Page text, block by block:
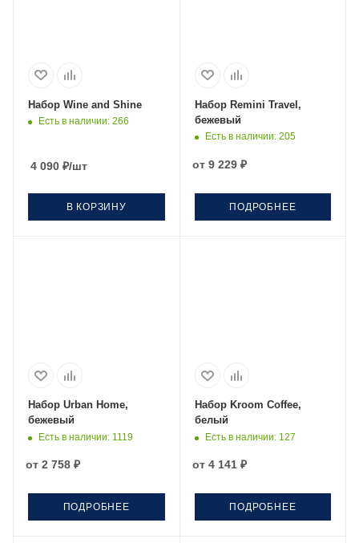
Набор Wine and Shine
Есть в наличии: 266
4 090 ₽/шт
В КОРЗИНУ
Набор Remini Travel,
бежевый
Есть в наличии: 205
от 9 229 ₽
ПОДРОБНЕЕ
Набор Urban Home,
бежевый
Есть в наличии: 1119
от 2 758 ₽
ПОДРОБНЕЕ
Набор Kroom Coffee,
белый
Есть в наличии: 127
от 4 141 ₽
ПОДРОБНЕЕ